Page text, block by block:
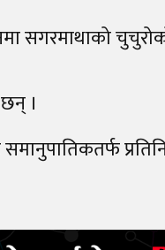
सगरमाथाको
।
समानुपातिकतर्फ